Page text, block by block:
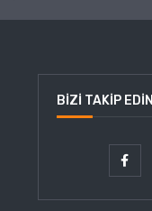
BIZI TAKIP EDIN